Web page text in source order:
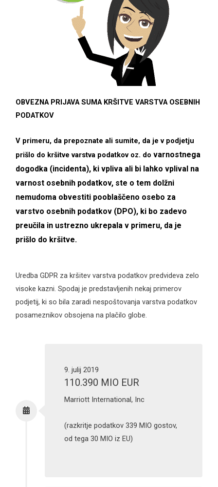
OBVEZNA PRIJAVA SUMA KRŠITVE VARSTVA OSEBNIH
PODATKOV
V primeru, da prepoznate ali sumite, da je v podjetju
prišlo do kršitve varstva podatkov oz. do varnostnega
dogodka (incidenta), ki vpliva ali bi lahko vplival na
varnost osebnih podatkov, ste o tem dolžni
nemudoma obvestiti pooblaščeno osebo za
varstvo osebnih podatkov (DPO), ki bo zadevo
preučila in ustrezno ukrepala v primeru, da je
prišlo do kršitve.
Uredba GDPR za kršitev varstva podatkov predvideva zelo
visoke kazni. Spodaj je predstavljenih nekaj primerov
podjetij, ki so bila zaradi nespoštovanja varstva podatkov
posameznikov obsojena na plačilo globe.
9. julij 2019
110.390 MIO EUR
Marriott International, Inc
(razkritje podatkov 339 MIO gostov,
od tega 30 MIO iz EU)